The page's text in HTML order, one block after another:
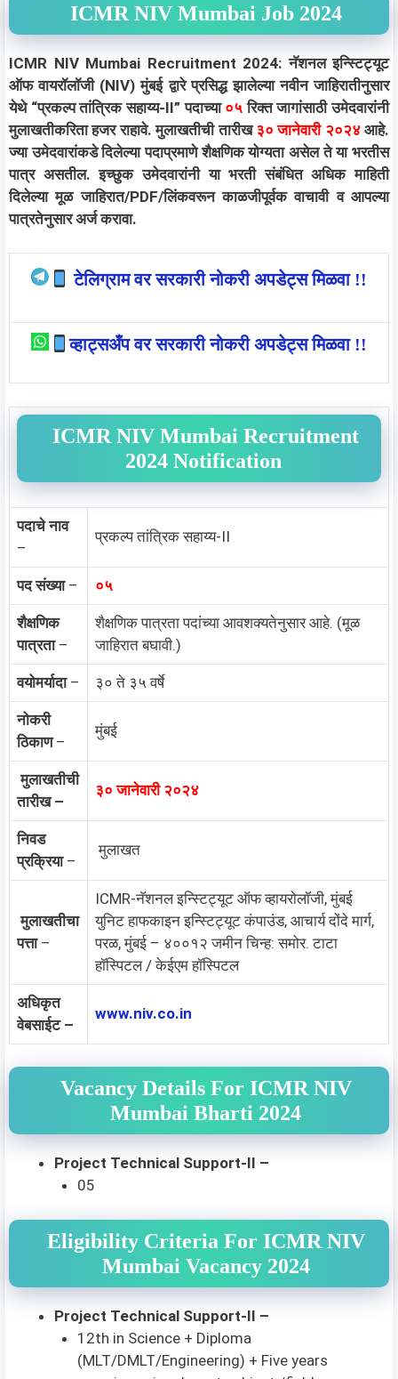
ICMR NIV Mumbai Job 2024
ICMR NIV Mumbai Recruitment 2024: नॅशनल इन्स्टिट्यूट
ऑफ वायरॉलॉजी (NIV) मुंबई द्वारे प्रसिद्ध झालेल्या नवीन जाहिरातीनुसार
येथे “प्रकल्प तांत्रिक सहाय्य-II” पदाच्या ०५रिक्त जागांसाठी उमेदवारांनी
मुलाखतीकरिता हजर राहावे. मुलाखतीची तारीख३० जानेवारी २०२४आहे.
ज्या उमेदवारांकडे दिलेल्या पदाप्रमाणे शैक्षणिक योग्यता असेल ते या भरतीस
पात्र असतील. इच्छुक उमेदवारांनी या भरती संबंधित अधिक माहिती
दिलेल्या मूळ जाहिरात/PDF/लिंकवरून काळजीपूर्वक वाचावी व आपल्या
पात्रतेनुसार अर्ज करावा.
टेलिग्राम वर सरकारी नोकरी अपडेट्स मिळवा !!
व्हाट्सअँप वर सरकारी नोकरी अपडेट्स मिळवा !!
ICMR NIV Mumbai Recruitment
2024 Notification
पदाचे नाव
–
प्रकल्प तांत्रिक सहाय्य-II
पद संख्या– ०५
शैक्षणिक
पात्रता–
शैक्षणिक पात्रता पदांच्या आवशक्यतेनुसार आहे. (मूळ
जाहिरात बघावी.)
वयोमर्यादा– ३० ते ३५ वर्षे
नोकरी
ठिकाण–
मुंबई
मुलाखतीची
तारीख –
३० जानेवारी २०२४
निवड
प्रक्रिया–
मुलाखत
मुलाखतीचा
पत्ता–
ICMR-नॅशनल इन्स्टिट्यूट ऑफ व्हायरोलॉजी, मुंबई
युनिट हाफकाइन इन्स्टिट्यूट कंपाउंड, आचार्य दोंदे मार्ग,
परळ, मुंबई – ४००१२ जमीन चिन्ह: समोर. टाटा
हॉस्पिटल / केईएम हॉस्पिटल
अधिकृत
वेबसाईट –
www.niv.co.in
Vacancy Details For ICMR NIV
Mumbai Bharti 2024
Project Technical Support-II –
05
Eligibility Criteria For ICMR NIV
Mumbai Vacancy 2024
Project Technical Support-II –
12th in Science + Diploma
(MLT/DMLT/Engineering) + Five years